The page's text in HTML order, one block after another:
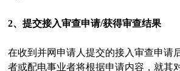
2、提交接入审查申请/获得审查结果
在收到并网申请人提交的接入审查申请
者或配电事业者将根据申请内容，就其